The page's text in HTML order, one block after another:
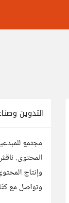
التدوين
مجتمع
المحتوى.
وإنتاج
وتواصل مع